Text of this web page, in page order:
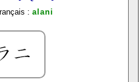
: alani